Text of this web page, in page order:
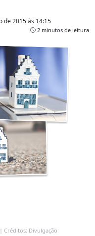
de 2015 às 14:15
2 minutos de leitura
Créditos: Divulgação